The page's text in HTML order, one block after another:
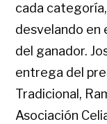
cada
desvelando en
del ganador.
entrega del
Tradicional,
Asociación